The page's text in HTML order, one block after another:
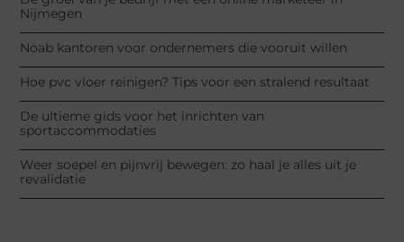
Nijmegen
Noab kantoren voor ondernemers die vooruit willen
Hoe pvc vloer reinigen? Tips voor een stralend resultaat
De ultieme gids voor het inrichten van
sportaccommodaties
Weer soepel en pijnvrij bewegen: zo haal je alles uit je
revalidatie